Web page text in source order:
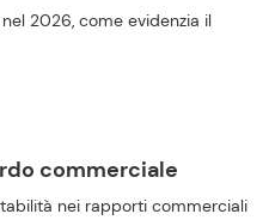
2026, come evidenzia il
commerciale
nei rapporti commerciali